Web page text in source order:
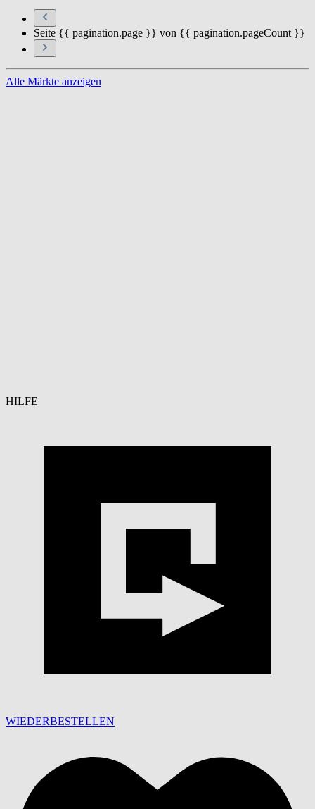
Seite {{ pagination.page }} von {{ pagination.pageCount }}
Alle Märkte anzeigen
HILFE
WIEDERBESTELLEN